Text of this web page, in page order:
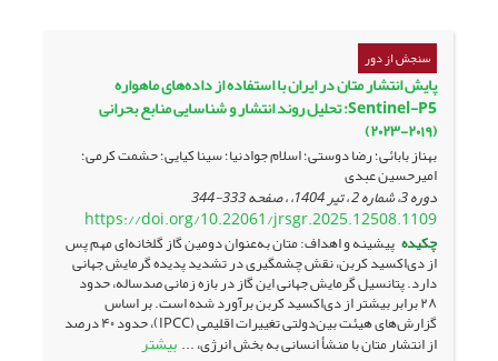
سنجش از دور
پایش انتشار متان در ایران با استفاده از داده‌های ماهواره
Sentinel-P5: تحلیل روند انتشار و شناسایی منابع بحرانی
(۲۰۱۹-۲۰۲۳)
بهناز بابائی؛ رضا دوستی؛ اسلام جوادنیا؛ سینا کیایی؛ حشمت کرمی؛
امیرحسین عبدی
دوره 3، شماره 2 ، تیر 1404، ، صفحه 333-344
https://doi.org/10.22061/jrsgr.2025.12508.1109
چکیده پیشینه و اهداف: متان به‌عنوان دومین گاز گلخانه‌ای مهم پس
از دی‌اکسید کربن، نقش چشمگیری در تشدید پدیده گرمایش جهانی
دارد. پتانسیل گرمایش جهانی این گاز در بازه زمانی صدساله، حدود
۲۸ برابر بیشتر از دی‌اکسید کربن برآورد شده است. بر اساس
گزارش‌های هیئت بین‌دولتی تغییرات اقلیمی (IPCC)، حدود ۴۰ درصد
از انتشار متان با منشأ انسانی به بخش انرژی، ... بیشتر